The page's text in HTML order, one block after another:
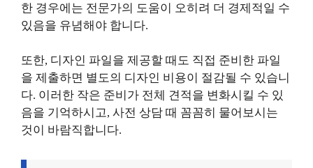
한 경우에는 전문가의 도움이 오히려 더 경제적일 수
있음을 유념해야 합니다.
또한, 디자인 파일을 제공할 때도 직접 준비한 파일
을 제출하면 별도의 디자인 비용이 절감될 수 있습니
다. 이러한 작은 준비가 전체 견적을 변화시킬 수 있
음을 기억하시고, 사전 상담 때 꼼꼼히 물어보시는
것이 바람직합니다.